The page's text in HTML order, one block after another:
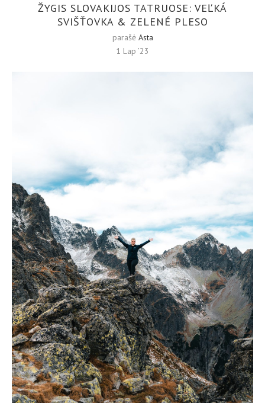
ŽYGIS SLOVAKIJOS TATRUOSE: VEĽKÁ
SVIŠŤOVKA & ZELENÉ PLESO
parašė Asta
1 Lap ’23